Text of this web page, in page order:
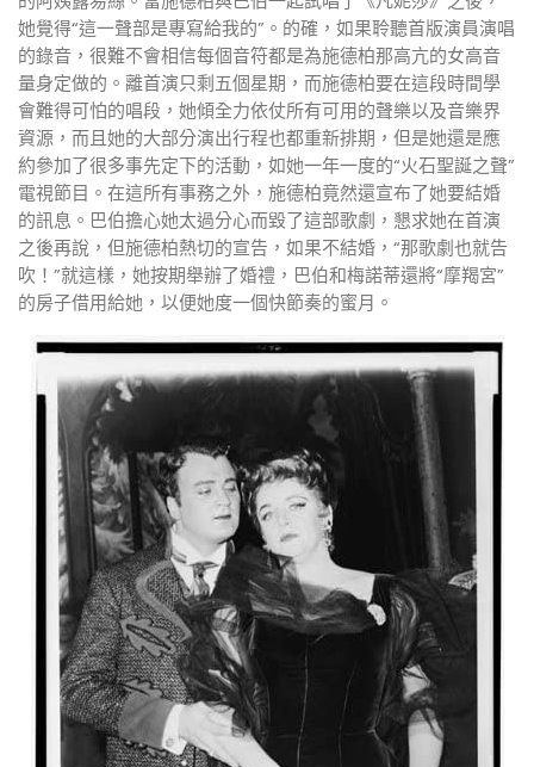
她覺得“這一聲部是專寫給我的”。的確，如果聆聽首版演員演唱
的錄音，很難不會相信每個音符都是為施德柏那高亢的女高音
量身定做的。離首演只剩五個星期，而施德柏要在這段時間學
會難得可怕的唱段，她傾全力依仗所有可用的聲樂以及音樂界
資源，而且她的大部分演出行程也都重新排期，但是她還是應
約參加了很多事先定下的活動，如她一年一度的“火石聖誕之聲”
電視節目。在這所有事務之外，施德柏竟然還宣布了她要結婚
的訊息。巴伯擔心她太過分心而毀了這部歌劇，懇求她在首演
之後再說，但施德柏熱切的宣告，如果不結婚，“那歌劇也就告
吹！”就這樣，她按期舉辦了婚禮，巴伯和梅諾蒂還將“摩羯宮”
的房子借用給她，以便她度一個快節奏的蜜月。